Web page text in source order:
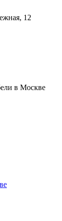
12
в Москве